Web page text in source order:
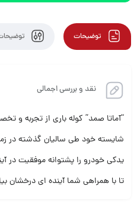
توضیحات
نقد و بررسی اجمالی
“آماتا صمد” کوله باری از تجربه و
شایسته خود طی سالیان گذشته در
یدکی خودرو را پشتوانه موفقیت در
تا با همراهی شما آینده ای درخشان